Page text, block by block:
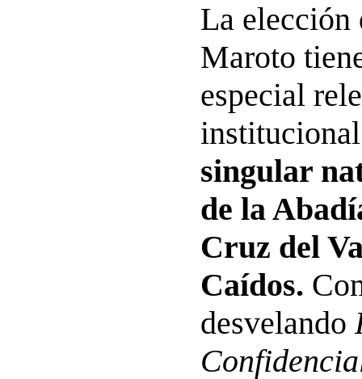
La
Maroto
especial
singular
de la
Cruz del
Caídos.
desvelando